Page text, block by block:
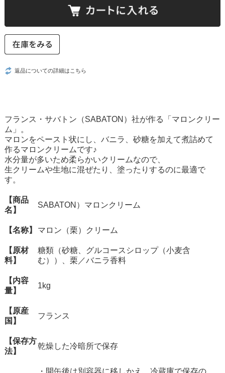
返品についての詳細はこちら
フランス・サバトン（SABATON）社が作る「マロンクリー
ム」。
マロンをペースト状にし、バニラ、砂糖を加えて煮詰めて
作るマロンクリームです♪
水分量が多いため柔らかいクリームなので、
生クリームや生地に混ぜたり、塗ったりするのに最適で
す。
【商品
名】
SABATON）マロンクリーム
【名称】 マロン（栗）クリーム
【原材
料】
糖類（砂糖、グルコースシロップ（小麦含
む））、栗／バニラ香料
【内容
量】
1kg
【原産
国】
フランス
【保存方
法】
乾燥した冷暗所で保存
・開缶後は別容器に移しかえ、冷蔵庫で保存の